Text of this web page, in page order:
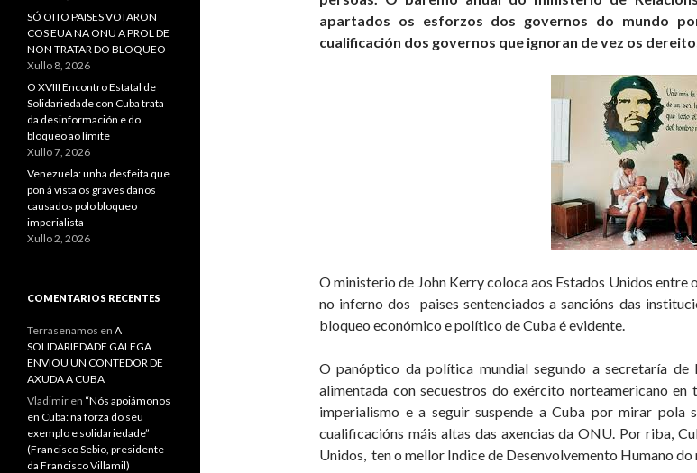
apartados os esforzos dos governos do mundo
cualificación dos governos que ignoran de vez os
O ministerio de John Kerry coloca aos Estados Unidos entre
no inferno dos paises sentenciados a sancións das
bloqueo económico e político de Cuba é evidente.
O panóptico da política mundial segundo a secretaría de
alimentada con secuestros do exército norteamericano
imperialismo e a seguir suspende a Cuba por mirar pola
cualificacións máis altas das axencias da ONU. Por riba,
Unidos, ten o mellor Indice de Desenvolvemento Humano do
SÓ OITO PAISES VOTARON
COS EUA NA ONU A PROL DE
NON TRATAR DO BLOQUEO
Xullo 8, 2026
O XVIII Encontro Estatal de
Solidariedade con Cuba trata
da desinformación e do
bloqueo ao límite
Xullo 7, 2026
Venezuela: unha desfeita que
pon á vista os graves danos
causados polo bloqueo
imperialista
Xullo 2, 2026
COMENTARIOS RECENTES
Terrasenamos en A
SOLIDARIEDADE GALEGA
ENVIOU UN CONTEDOR DE
AXUDA A CUBA
Vladimir en “Nós apoiámonos
en Cuba: na forza do seu
exemplo e solidariedade”
(Francisco Sebio, presidente
da Francisco Villamil)